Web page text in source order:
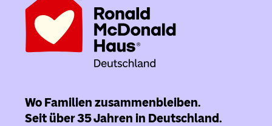
Wo Familien zusammenbleiben.
Seit über 35 Jahren in Deutschland.